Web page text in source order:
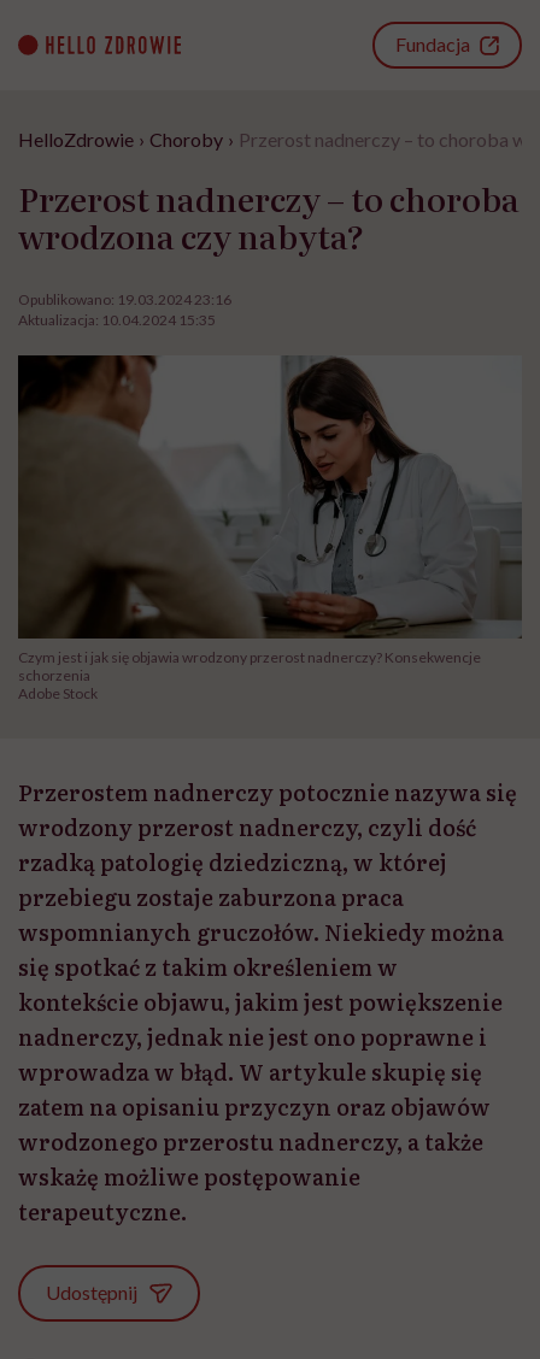
content
Fundacja
HelloZdrowie › Choroby › Przerost nadnerczy – to choroba
Przerost nadnerczy – to choroba
wrodzona czy nabyta?
Opublikowano: 19.03.2024 23:16
Aktualizacja: 10.04.2024 15:35
Czym jest i jak się objawia wrodzony przerost nadnerczy? Konsekwencje
schorzenia
Adobe Stock
Przerostem nadnerczy potocznie nazywa się
wrodzony przerost nadnerczy, czyli dość
rzadką patologię dziedziczną, w której
przebiegu zostaje zaburzona praca
wspomnianych gruczołów. Niekiedy można
się spotkać z takim określeniem w
kontekście objawu, jakim jest powiększenie
nadnerczy, jednak nie jest ono poprawne i
wprowadza w błąd. W artykule skupię się
zatem na opisaniu przyczyn oraz objawów
wrodzonego przerostu nadnerczy, a także
wskażę możliwe postępowanie
terapeutyczne.
Udostępnij